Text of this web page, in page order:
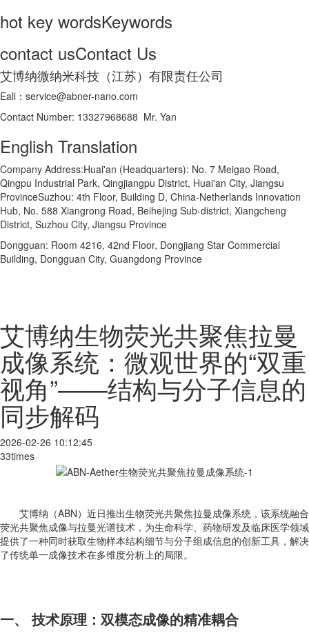
hot key wordsKeywords
contact usContact Us
艾博纳微纳米科技（江苏）有限责任公司
Eall：service@abner-nano.com
Contact Number: 13327968688 Mr. Yan
English Translation
Company Address:Huai'an (Headquarters): No. 7 Meigao Road,
Qingpu Industrial Park, Qingjiangpu District, Huai'an City, Jiangsu
ProvinceSuzhou: 4th Floor, Building D, China-Netherlands Innovation
Hub, No. 588 Xiangrong Road, Beihejing Sub-district, Xiangcheng
District, Suzhou City, Jiangsu Province
Dongguan: Room 4216, 42nd Floor, Dongjiang Star Commercial
Building, Dongguan City, Guangdong Province
艾博纳生物荧光共聚焦拉曼
成像系统：微观世界的“双重
视角”——结构与分子信息的
同步解码
2026-02-26 10:12:45
33times
艾博纳（ABN）近日推出生物荧光共聚焦拉曼成像系统，该系统融合
荧光共聚焦成像与拉曼光谱技术，为生命科学、药物研发及临床医学领域
提供了一种同时获取生物样本结构细节与分子组成信息的创新工具，解决
了传统单一成像技术在多维度分析上的局限。
一、 技术原理：双模态成像的精准耦合